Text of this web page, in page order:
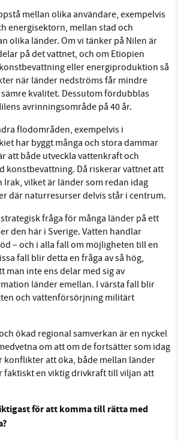
mellan olika användare, exempelvis
energisektorn, mellan stad och
olika länder. Om vi tänker på Nilen är
på det vattnet, och om Etiopien
eller energiproduktion så
när länder nedströms får mindre
kvalitet. Dessutom fördubblas
avrinningsområde på 40 år.
flodområden, exempelvis i
har byggt många och stora dammar
att både utveckla vattenkraft och
konstbevattning. Då riskerar vattnet att
Irak, vilket är länder som redan idag
där naturresurser delvis står i centrum.
fråga för många länder på ett
den här i Sverige. Vatten handlar
– och i alla fall om möjligheten till en
fall blir detta en fråga av så hög,
man inte ens delar med sig av
länder emellan. I värsta fall blir
och vattenförsörjning militärt
ökad regional samverkan är en nyckel
om att om de fortsätter som idag
konflikter att öka, både mellan länder
faktiskt en viktig drivkraft till viljan att
för att komma till rätta med